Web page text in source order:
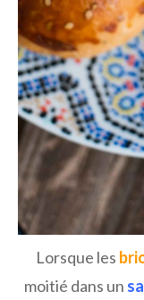
Lorsque les
moitié dans un